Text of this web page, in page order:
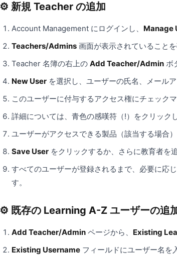
⚙️ 新規 Teacher の追加
Account Management にログインし、 Manage
Teachers/Admins 画面が表示されていることを
Teacher 名簿の右上の Add Teacher/Admin ボ
New User を選択し、ユーザーの氏名、メール
このユーザーに付与するアクセス権にチェックマ
詳細については、青色の感嘆符（!）をクリック
ユーザーがアクセスできる製品（該当する場合）
Save User をクリックするか、さらに教育者を
すべてのユーザーが登録されるまで、必要に応
す。
⚙️ 既存の Learning A-Z ユーザーの追
Add Teacher/Admin ページから、 Existing
Existing Username フィールドにユーザー名を